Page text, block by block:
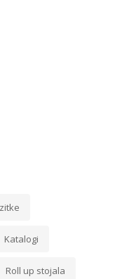
Katalogi
Roll up stojala